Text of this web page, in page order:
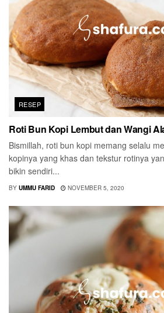
RESEP
Roti Bun Kopi Lembut dan Wangi
Bismillah, roti bun kopi memang selalu
kopinya yang khas dan tekstur rotinya
bikin sendiri...
BY UMMU FARID NOVEMBER 5, 2020